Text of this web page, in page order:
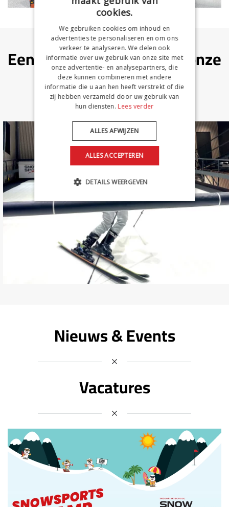
Een kleine impressie van onze
skischool!
Nieuws & Events
Vacatures
cookies.
We gebruiken cookies om inhoud en
advertenties te personaliseren en om ons
verkeer te analyseren. We delen ook
informatie over uw gebruik van onze site met
onze advertentie- en analysepartners, die
deze kunnen combineren met andere
informatie die u aan hen heeft verstrekt of die
zij hebben verzameld door uw gebruik van
hun diensten. Lees verder
ALLES ACCEPTEREN
ALLES AFWIJZEN
DETAILS WEERGEVEN